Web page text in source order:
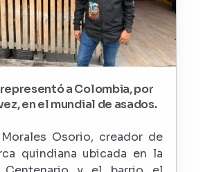
a Colombia, por
en el mundial de asados.
Morales Osorio, creador de
quindiana ubicada en la